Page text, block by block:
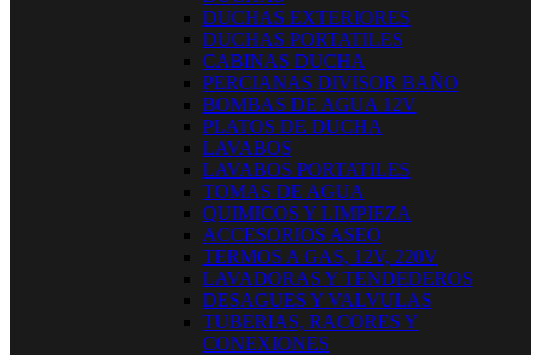
DUCHAS EXTERIORES
DUCHAS PORTATILES
CABINAS DUCHA
PERCIANAS DIVISOR BAÑO
BOMBAS DE AGUA 12V
PLATOS DE DUCHA
LAVABOS
LAVABOS PORTATILES
TOMAS DE AGUA
QUIMICOS Y LIMPIEZA
ACCESORIOS ASEO
TERMOS A GAS, 12V, 220V
LAVADORAS Y TENDEDEROS
DESAGUES Y VALVULAS
TUBERIAS, RACORES Y
CONEXIONES